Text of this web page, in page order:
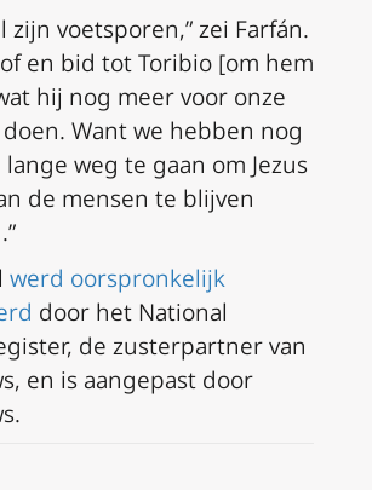
zijn voetsporen,” zei Farfán.
en bid tot Toribio [om hem
hij nog meer voor onze
Want we hebben nog
weg te gaan om Jezus
de mensen te blijven
werd oorspronkelijk
door het National
de zusterpartner van
en is aangepast door
.